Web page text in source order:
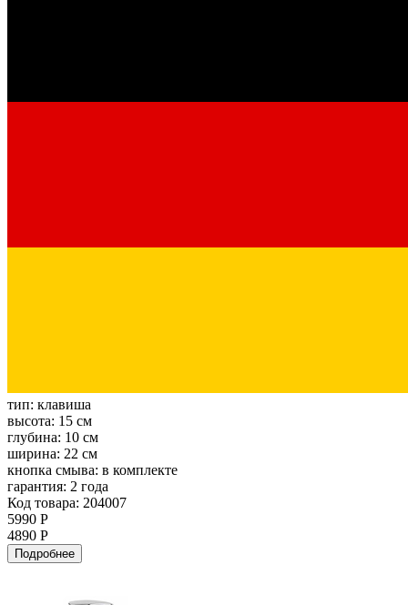
тип: клавиша
высота: 15 см
глубина: 10 см
ширина: 22 см
кнопка смыва: в комплекте
гарантия: 2 года
Код товара: 204007
5990 Р
4890 Р
Подробнее